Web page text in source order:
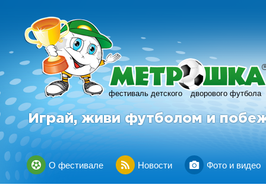
фестиваль детского дворового футбола
R
Играй, живи футболом и
О фестивале Новости Фото и видео